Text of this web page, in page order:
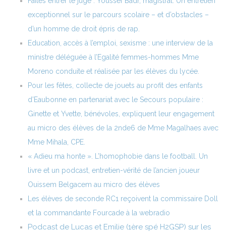
exceptionnel sur le parcours scolaire – et d’obstacles –
d’un homme de droit épris de rap.
Education, accès à l’emploi, sexisme : une interview de la
ministre déléguée à l’Egalité femmes-hommes Mme
Moreno conduite et réalisée par les élèves du lycée.
Pour les fêtes, collecte de jouets au profit des enfants
d’Eaubonne en partenariat avec le Secours populaire :
Ginette et Yvette, bénévoles, expliquent leur engagement
au micro des élèves de la 2nde6 de Mme Magalhaes avec
Mme Mihala, CPE.
« Adieu ma honte ». L’homophobie dans le football. Un
livre et un podcast, entretien-vérité de l’ancien joueur
Ouissem Belgacem au micro des élèves
Les élèves de seconde RC1 reçoivent la commissaire Doll
et la commandante Fourcade à la webradio
Podcast de Lucas et Emilie (1ère spé H2GSP) sur les